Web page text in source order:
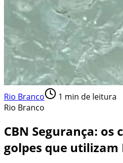
Rio Branco 1 min de leitura
Rio Branco
CBN Segurança: os
golpes que utilizam